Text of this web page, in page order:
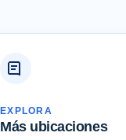
EXPLORA
Más ubicaciones